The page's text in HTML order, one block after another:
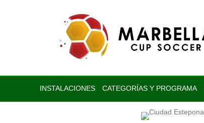
INSTALACIONES CATEGORÍAS Y PROGRAMA